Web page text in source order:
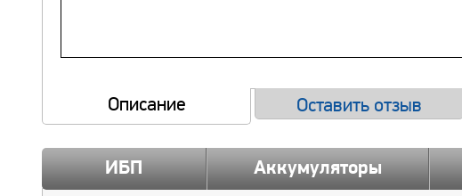
Описание Оставить отзыв
ИБП Аккумуляторы